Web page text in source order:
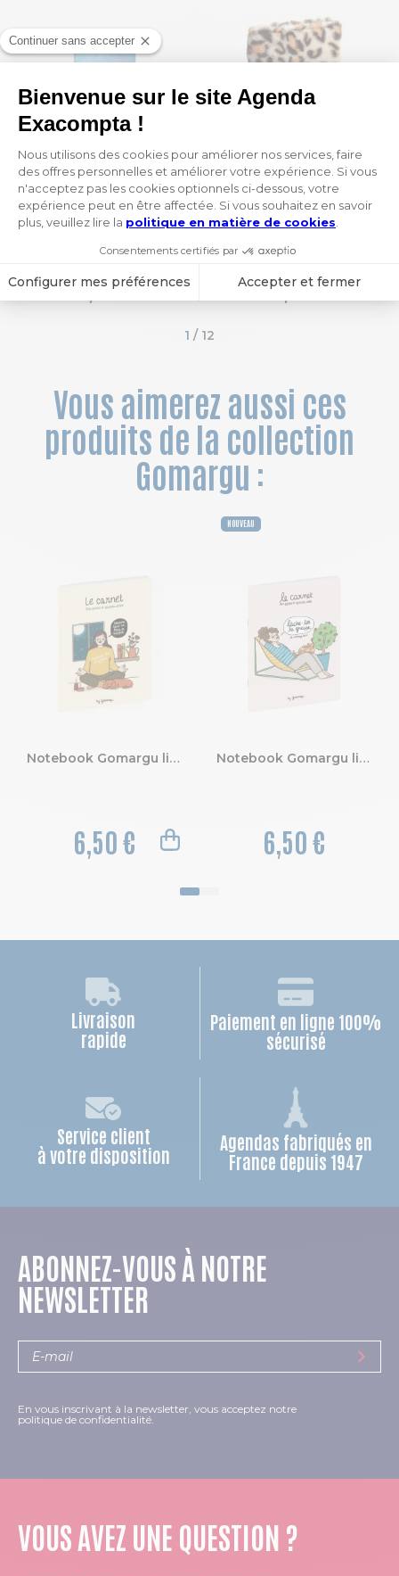
Notebook Ariel ligné et dots 10,5 x 15 cm
4,95 €
Notebook Léo ligné 15 x 21 cm
21,10 €
1 / 12
Vous aimerez aussi ces
produits de la collection
Gomargu :
Notebook Gomargu ligné 15 x 21 cm
6,50 €
Notebook Gomargu ligné 15 x 21 cm
6,50 €
NOUVEAU
Livraison
rapide
Paiement en ligne 100%
sécurisé
Service client
à votre disposition
Agendas fabriqués en
France depuis 1947
ABONNEZ-VOUS À NOTRE
NEWSLETTER
En vous inscrivant à la newsletter, vous acceptez notre
politique de confidentialité.
VOUS AVEZ UNE QUESTION ?